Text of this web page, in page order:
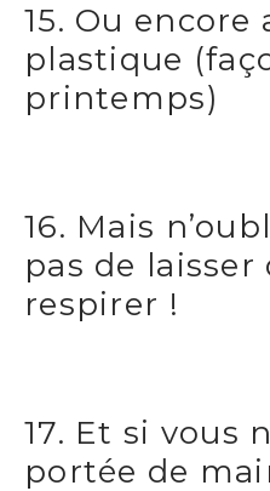
15. Ou encore
plastique
printemps)
16. Mais
pas de
respirer !
17. Et si vous
portée de